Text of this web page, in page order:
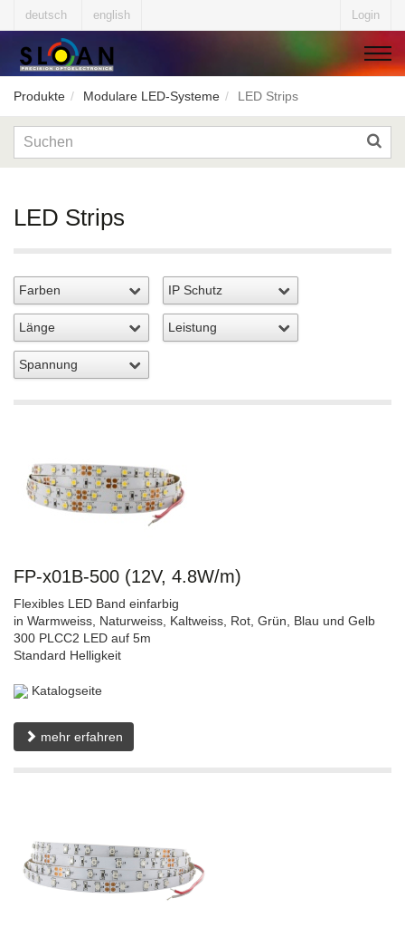
deutsch english Login
Produkte Modulare LED-Systeme LED Strips
LED Strips
FP-x01B-500 (12V, 4.8W/m)
Flexibles LED Band einfarbig
in Warmweiss, Naturweiss, Kaltweiss, Rot, Grün, Blau und Gelb
300 PLCC2 LED auf 5m
Standard Helligkeit
Katalogseite
mehr erfahren